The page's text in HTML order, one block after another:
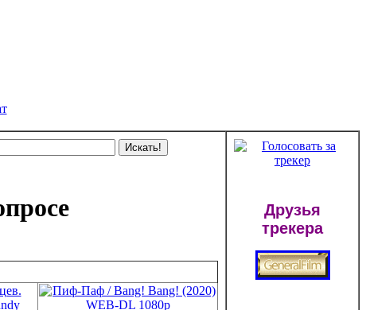
Друзья
трекера